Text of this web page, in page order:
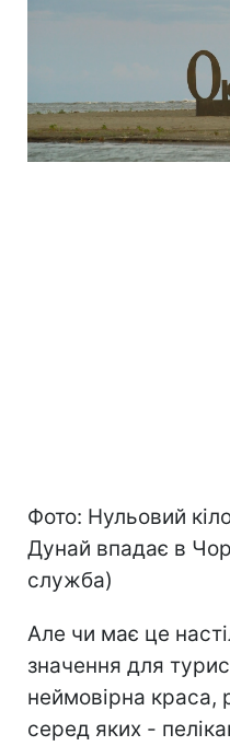
Фото: Нульовий
Дунай впадає в
служба)
Але чи має це
значення для
неймовірна краса,
серед яких -